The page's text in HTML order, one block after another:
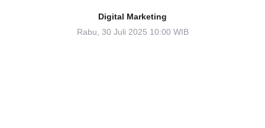
Digital Marketing
Rabu, 30 Juli 2025 10:00 WIB